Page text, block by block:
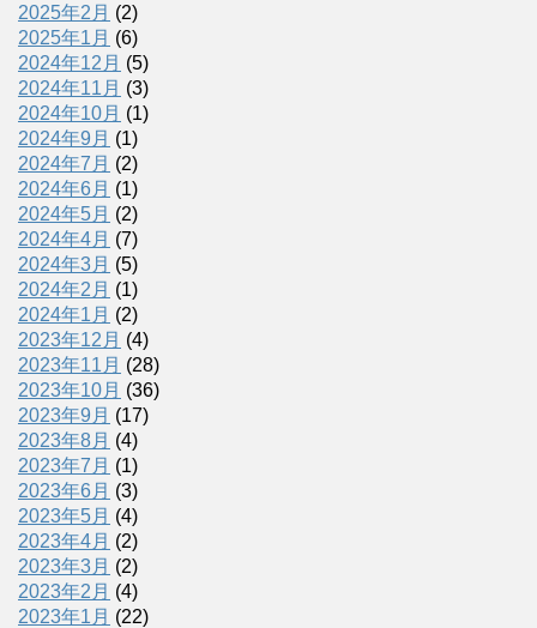
2025年2月 (2)
2025年1月 (6)
2024年12月 (5)
2024年11月 (3)
2024年10月 (1)
2024年9月 (1)
2024年7月 (2)
2024年6月 (1)
2024年5月 (2)
2024年4月 (7)
2024年3月 (5)
2024年2月 (1)
2024年1月 (2)
2023年12月 (4)
2023年11月 (28)
2023年10月 (36)
2023年9月 (17)
2023年8月 (4)
2023年7月 (1)
2023年6月 (3)
2023年5月 (4)
2023年4月 (2)
2023年3月 (2)
2023年2月 (4)
2023年1月 (22)